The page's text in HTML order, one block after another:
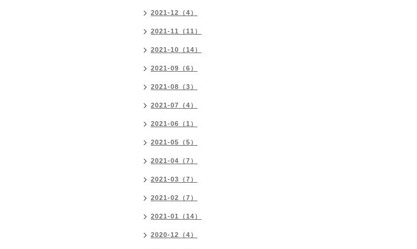
2021-12（4）
2021-11（11）
2021-10（14）
2021-09（6）
2021-08（3）
2021-07（4）
2021-06（1）
2021-05（5）
2021-04（7）
2021-03（7）
2021-02（7）
2021-01（14）
2020-12（4）